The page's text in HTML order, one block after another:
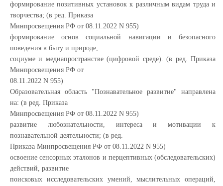
формирование позитивных установок к различным видам труда и
творчества; (в ред. Приказа
Минпросвещения РФ от 08.11.2022 N 955)
формирование основ социальной навигации и безопасного
поведения в быту и природе,
социуме и медиапространстве (цифровой среде). (в ред. Приказа
Минпросвещения РФ от
08.11.2022 N 955)
Образовательная область "Познавательное развитие" направлена
на: (в ред. Приказа
Минпросвещения РФ от 08.11.2022 N 955)
развитие любознательности, интереса и мотивации к
познавательной деятельности; (в ред.
Приказа Минпросвещения РФ от 08.11.2022 N 955)
освоение сенсорных эталонов и перцептивных (обследовательских)
действий, развитие
поисковых исследовательских умений, мыслительных операций,